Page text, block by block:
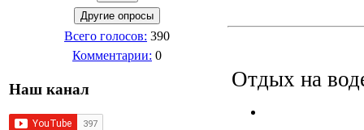
Всего голосов: 390
Комментарии: 0
Наш канал Отдых на